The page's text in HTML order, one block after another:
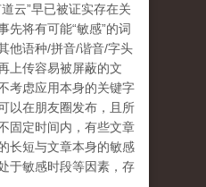
云”早已被证实存在关
先将有可能“敏感”的词
他语种/拼音/谐音/字头
上传容易被屏蔽的文
考虑应用本身的关键字
以在朋友圈发布，且所
固定时间内，有些文章
长短与文章本身的敏感
于敏感时段等因素，存